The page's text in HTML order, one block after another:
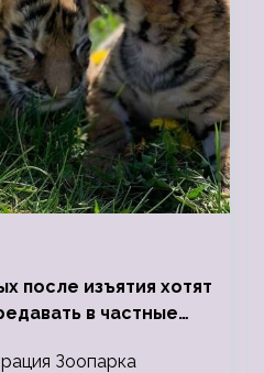
после изъятия хотят
в частные
Зоопарка